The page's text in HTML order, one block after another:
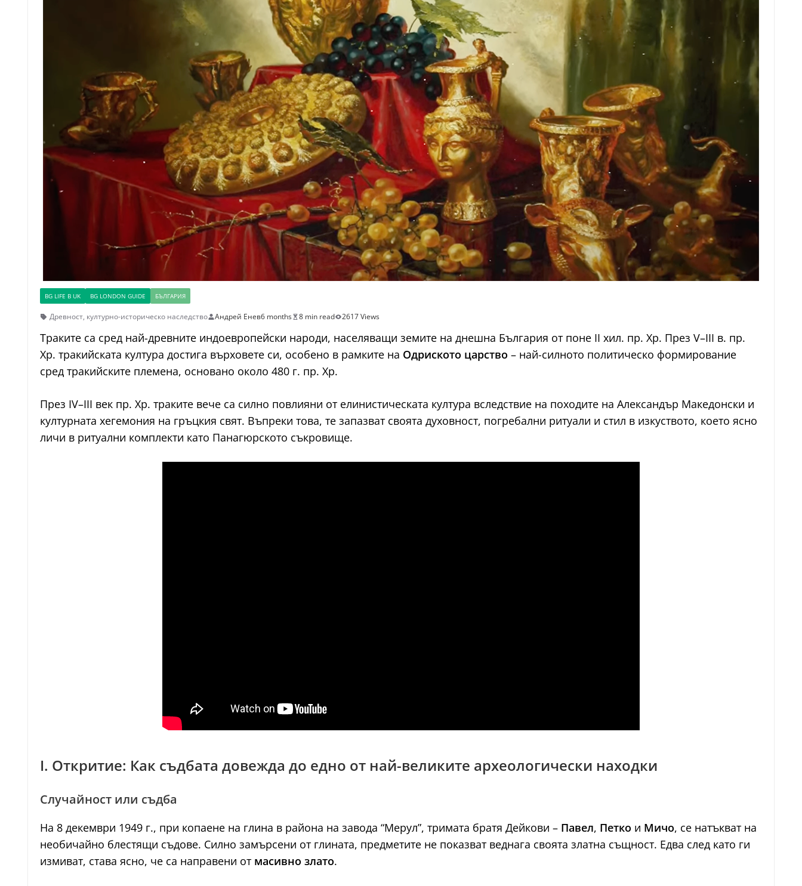
BG LIFE В UK BG LONDON GUIDE БЪЛГАРИЯ
Древност, културно-историческо наследство Андрей Енев6 months 8 min read 2617 Views
Траките са сред най-древните индоевропейски народи, населяващи земите на днешна България от поне II хил. пр. Хр. През V–III в. пр.
Хр. тракийската култура достига върховете си, особено в рамките на Одриското царство – най-силното политическо формирование
сред тракийските племена, основано около 480 г. пр. Хр.
През IV–III век пр. Хр. траките вече са силно повлияни от елинистическата култура вследствие на походите на Александър Македонски и
културната хегемония на гръцкия свят. Въпреки това, те запазват своята духовност, погребални ритуали и стил в изкуството, което ясно
личи в ритуални комплекти като Панагюрското съкровище.
I. Откритие: Как съдбата довежда до едно от най-великите археологически находки
Случайност или съдба
На 8 декември 1949 г., при копаене на глина в района на завода “Мерул”, тримата братя Дейкови – Павел, Петко и Мичо, се натъкват на
необичайно блестящи съдове. Силно замърсени от глината, предметите не показват веднага своята златна същност. Едва след като ги
измиват, става ясно, че са направени от масивно злато.